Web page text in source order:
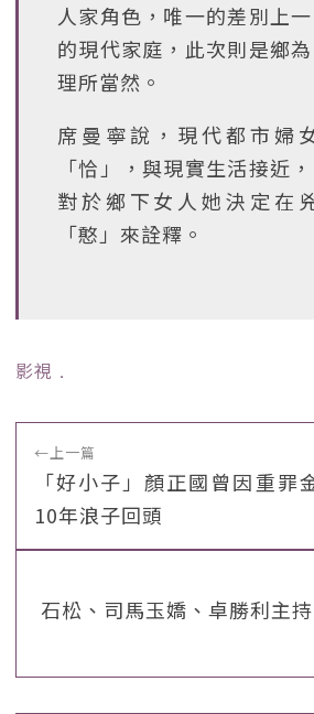
人家角色，唯一的差別上
的現代家庭，此次則是鄉
理所當然。
席曼寧說，現代都市婦
「恰」，與現實生活接近
對於鄉下女人她決定在
「憨」來詮釋。
影視 ﹒
←上一篇
「好小子」顏正國曾因重罪
10年浪子回頭
石松、司馬玉嬌、卓勝利主持